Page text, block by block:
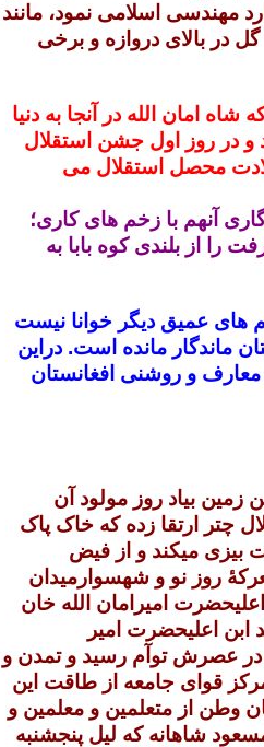
مهندسی اسلامی نمود، مانند
در بالای دروازه و برخی
امان الله در آنجا به دنیا
و در روز اول جشن استقلال
محصل استقلال می
آنهم با زخم های کاری؛
را از بلندی کوه بابا به
های عمیق دیگر خوانا نیست
ماندگار مانده است. دراین
معارف و روشنی افغانستان
زمین بیاد روز مولود آن
چتر ارتقا زده که خاک پاک
بیزی میکند و از فیض
روز نو و شهسوارمیدان
امیرامان الله خان
ابن اعلیحضرت امیر
عصرش توآم رسید و تمدن و
قوای جامعه از طاقت این
وطن از متعلمین و معلمین و
شاهانه که لیل پنجشنبه